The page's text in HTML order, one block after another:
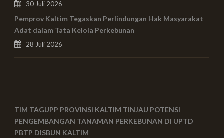
30 Juli 2026
Pemprov Kaltim Tegaskan Perlindungan Hak Masyarakat
Adat dalam Tata Kelola Perkebunan
28 Juli 2026
TIM TAGUPP PROVINSI KALTIM TINJAU POTENSI
PENGEMBANGAN TANAMAN PERKEBUNAN DI UPTD
PBTP DISBUN KALTIM